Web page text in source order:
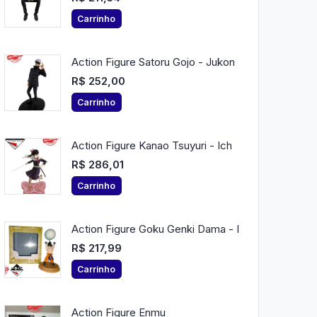
Carrinho
Action Figure Satoru Gojo - Jukon
R$ 252,00
Carrinho
Action Figure Kanao Tsuyuri - Ich
R$ 286,01
Carrinho
Action Figure Goku Genki Dama - I
R$ 217,99
Carrinho
Action Figure Enmu